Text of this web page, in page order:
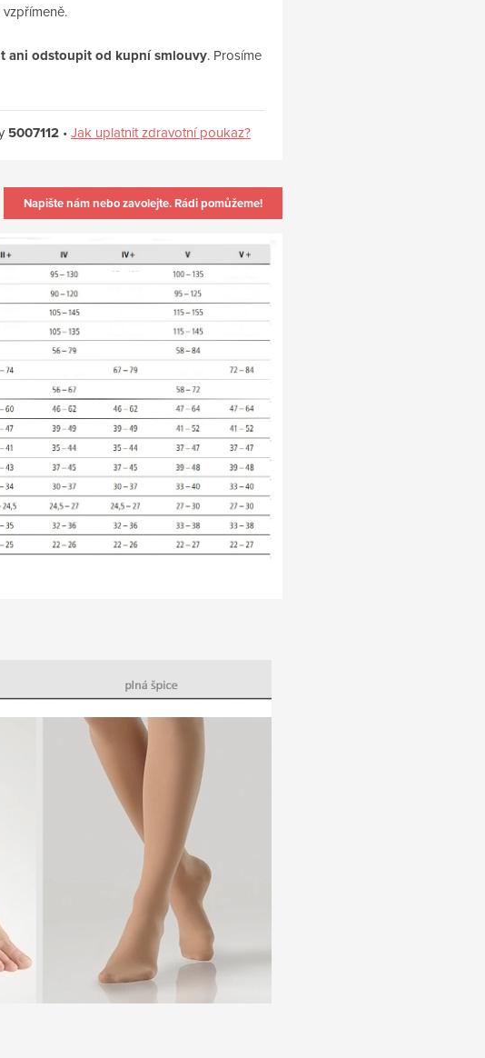
ani odstoupit od kupní smlouvy. Prosíme
5007112 •Jak uplatnit zdravotní poukaz?
Napište nám nebo zavolejte. Rádi pomůžeme!